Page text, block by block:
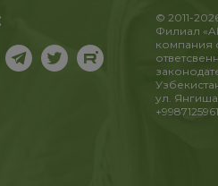
© 2011-
Филиал
компания
ул.